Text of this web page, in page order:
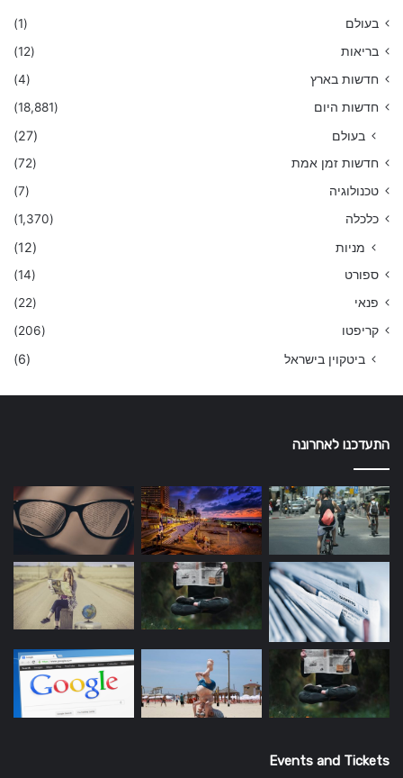
בעולם
(1)
בריאות
(12)
חדשות בארץ
(4)
חדשות היום
(18,881)
בעולם (27)
חדשות זמן אמת
(72)
טכנולוגיה
(7)
כלכלה
(1,370)
מניות (12)
ספורט
(14)
פנאי
(22)
קריפטו
(206)
ביטקוין בישראל (6)
התעדכנו לאחרונה
Events and Tickets